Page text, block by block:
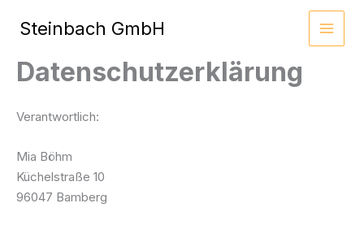
InhaltSteinbach GmbH
Datenschutzerklärung
Verantwortlich:
Mia Böhm
Küchelstraße 10
96047 Bamberg